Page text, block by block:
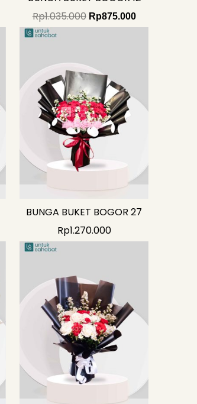
Rp1.035.000 Rp875.000
BUNGA BUKET BOGOR 27
Rp1.270.000